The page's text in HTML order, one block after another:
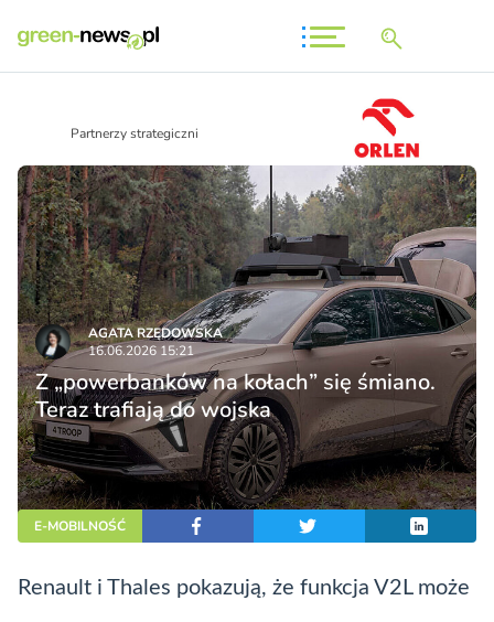
Partnerzy strategiczni
AGATA RZĘDOWSKA
16.06.2026 15:21
Z „powerbanków na kołach” się śmiano.
Teraz trafiają do wojska
E-MOBILNOŚĆ
Renault i Thales pokazują, że funkcja V2L może